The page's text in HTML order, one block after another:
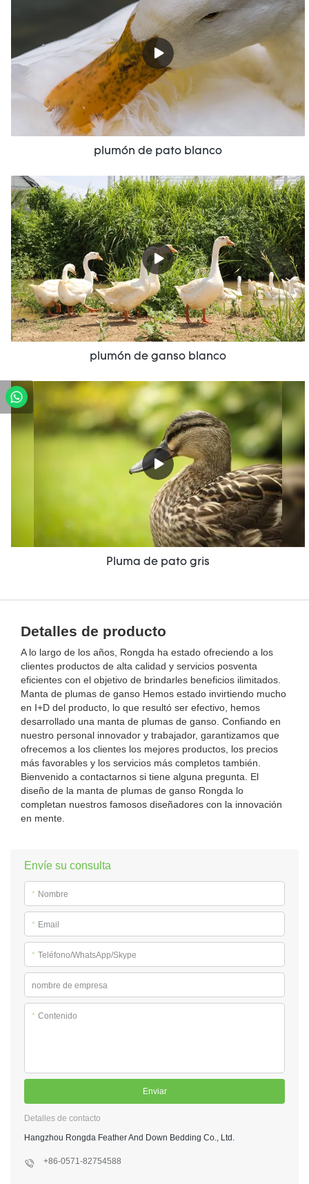
plumón de pato blanco
plumón de ganso blanco
Pluma de pato gris
Detalles de producto
A lo largo de los años, Rongda ha estado ofreciendo a los
clientes productos de alta calidad y servicios posventa
eficientes con el objetivo de brindarles beneficios ilimitados.
Manta de plumas de ganso Hemos estado invirtiendo mucho
en I+D del producto, lo que resultó ser efectivo, hemos
desarrollado una manta de plumas de ganso. Confiando en
nuestro personal innovador y trabajador, garantizamos que
ofrecemos a los clientes los mejores productos, los precios
más favorables y los servicios más completos también.
Bienvenido a contactarnos si tiene alguna pregunta. El
diseño de la manta de plumas de ganso Rongda lo
completan nuestros famosos diseñadores con la innovación
en mente.
Envíe su consulta
* Nombre
* Email
* Teléfono/WhatsApp/Skype
nombre de empresa
* Contenido
Enviar
Detalles de contacto
Hangzhou Rongda Feather And Down Bedding Co., Ltd.
+86-0571-82754588